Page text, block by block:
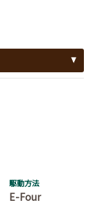
駆動方法
E-Four